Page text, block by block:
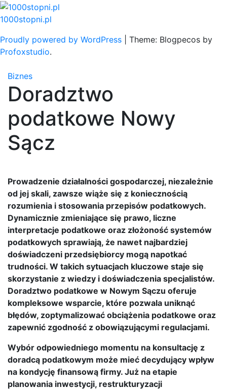
Skip
to
1000stopni.pl
Proudly powered by WordPress
Theme: Blogpecos by
Profoxstudio.
Biznes
Doradztwo
podatkowe Nowy
Sącz
Prowadzenie działalności gospodarczej, niezależnie
od jej skali, zawsze wiąże się z koniecznością
rozumienia i stosowania przepisów podatkowych.
Dynamicznie zmieniające się prawo, liczne
interpretacje podatkowe oraz złożoność systemów
podatkowych sprawiają, że nawet najbardziej
doświadczeni przedsiębiorcy mogą napotkać
trudności. W takich sytuacjach kluczowe staje się
skorzystanie z wiedzy i doświadczenia specjalistów.
Doradztwo podatkowe w Nowym Sączu oferuje
kompleksowe wsparcie, które pozwala uniknąć
błędów, zoptymalizować obciążenia podatkowe oraz
zapewnić zgodność z obowiązującymi regulacjami.
Wybór odpowiedniego momentu na konsultację z
doradcą podatkowym może mieć decydujący wpływ
na kondycję finansową firmy. Już na etapie
planowania inwestycji, restrukturyzacji